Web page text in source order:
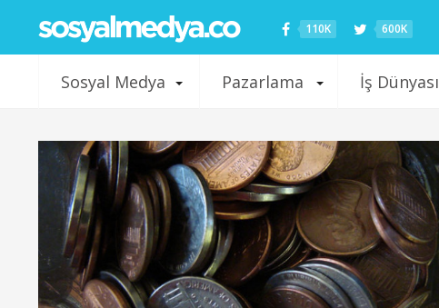
110K 600K
Sosyal Medya Pazarlama İş Dünyası